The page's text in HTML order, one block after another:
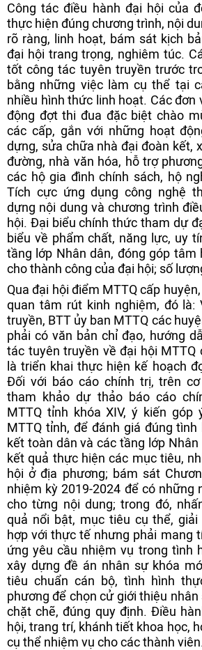
Công tác điều hành đại hội của
thực hiện đúng chương trình, nội
rõ ràng, linh hoạt, bám sát kịch
đại hội trang trọng, nghiêm túc.
tốt công tác tuyên truyền trước
bằng những việc làm cụ thể tại
nhiều hình thức linh hoạt. Các đơn
động đợt thi đua đặc biệt chào
các cấp, gắn với những hoạt
dựng, sửa chữa nhà đại đoàn kết,
đường, nhà văn hóa, hỗ trợ
các hộ gia đình chính sách, hộ
Tích cực ứng dụng công nghệ
dựng nội dung và chương trình
hội. Đại biểu chính thức tham dự
biểu về phẩm chất, năng lực, uy
tầng lớp Nhân dân, đóng góp tâm
cho thành công của đại hội; số
Qua đại hội điểm MTTQ cấp
quan tâm rút kinh nghiệm, đó là:
truyền, BTT ủy ban MTTQ các
phải có văn bản chỉ đạo, hướng
tác tuyên truyền về đại hội MTTQ
là triển khai thực hiện kế hoạch
Đối với báo cáo chính trị, trên
tham khảo dự thảo báo cáo
MTTQ tỉnh khóa XIV, ý kiến góp
MTTQ tỉnh, để đánh giá đúng
kết toàn dân và các tầng lớp
kết quả thực hiện các mục tiêu,
hội ở địa phương; bám sát
nhiệm kỳ 2019-2024 để có những
cho từng nội dung; trong đó,
quả nổi bật, mục tiêu cụ thể, giải
hợp với thực tế nhưng phải mang
ứng yêu cầu nhiệm vụ trong tình
xây dựng đề án nhân sự khóa
tiêu chuẩn cán bộ, tình hình
phương để chọn cử giới thiệu
chặt chẽ, đúng quy định. Điều
hội, trang trí, khánh tiết khoa học,
cụ thể nhiệm vụ cho các thành